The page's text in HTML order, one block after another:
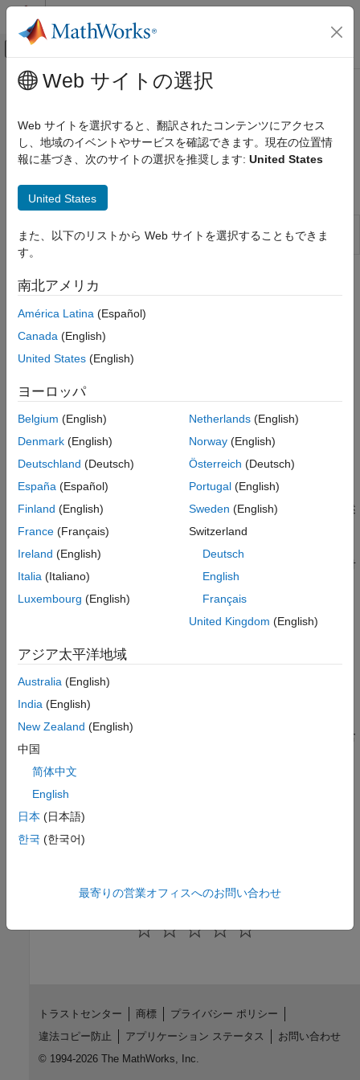
コンテンツへスキップ
オフキャンバス ナビゲーション メ
ドキュメンテーションのホーム
Optimization Toolbox
ソルバーベースの最適化問題の設定
カテゴリ
ソルバーの選択
目的関数の作成
制約の作成
並列計算
メインコンテンツ
目的関数の作成
最小化または最大化を行う関数を定義し、問題の目的を表現
さまざまなタイプの問題の目的を表現する方法を示します。
関数
checkGradients
有限差分近似に対する 1 階微分関数の確認
(R2023b 以降)
トピック
目的関数の記述
目的関数の種類
目的関数に適した形式を見つけます。
複素数を処理できるソルバーについて説明します。
スカラー目的関数の記述
導関数が有限差分の推定値と一致するかどうかを確認します。
ベクトルと行列の目的関数の記述
非線形最小二乗または連立非線形方程式に対する目的関数の記述
方法を示します。
線形または二次の問題に対する目的関数の記述
線形計画法、整数線形計画法、二次計画法、線形最小二乗法に対
する目的関数の記述方法を示します。
同じ関数における目的と非線形制約
一般にシミュレーションで役立つ関数評価を保存します。
最小値の代わりに最大値を最適化する方法を示します。
目的関数と非線形制約関数に追加パラメーターまたはデータを含
めます。
関数入力引数
Web サイトの選択
Web サイトを選択すると、翻訳されたコンテンツにアクセス
し、地域のイベントやサービスを確認できます。現在の位置情
報に基づき、次のサイトの選択を推奨します: United States
United States
また、以下のリストから Web サイトを選択することもできま
す。
南北アメリカ
América Latina (Español)
Canada (English)
United States (English)
ヨーロッパ
Belgium (English)
Denmark (English)
Deutschland (Deutsch)
España (Español)
Finland (English)
France (Français)
Ireland (English)
Italia (Italiano)
Luxembourg (English)
Netherlands(English)
Norway(English)
Österreich (Deutsch)
Portugal(English)
Sweden (English)
Switzerland
Deutsch
English
Français
United Kingdom (English)
アジア太平洋地域
Australia (English)
India (English)
New Zealand (English)
中国
简体中文
English
日本 (日本語)
한국 (한국어)
最寄りの営業オフィスへのお問い合わせ
トラストセンター 商標
プライバシー ポリシー
違法コピー防止
アプリケーション ステータス
お問い合わせ
© 1994-2026 The MathWorks, Inc.